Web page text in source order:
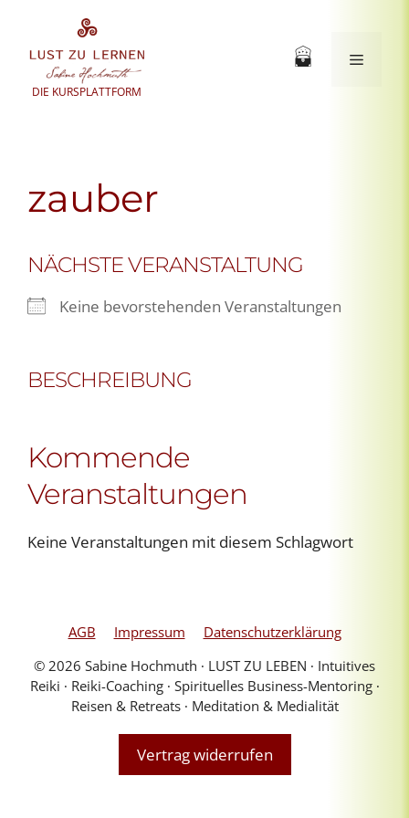
springen
DIE KURSPLATTFORM
Menü
zauber
NÄCHSTE VERANSTALTUNG
Keine bevorstehenden Veranstaltungen
BESCHREIBUNG
Kommende
Veranstaltungen
Keine Veranstaltungen mit diesem Schlagwort
AGB Impressum
Datenschutzerklärung
© 2026 Sabine Hochmuth ∙ LUST ZU LEBEN ∙ Intuitives
Reiki ∙ Reiki-Coaching ∙ Spirituelles Business-Mentoring ∙
Reisen & Retreats ∙ Meditation & Medialität
Vertrag widerrufen